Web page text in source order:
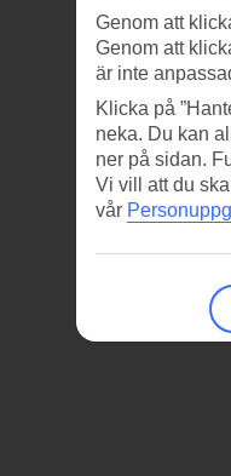
Genom att
Genom att
är inte
Klicka på
neka. Du kan
ner på sidan.
Vi vill att du
vår